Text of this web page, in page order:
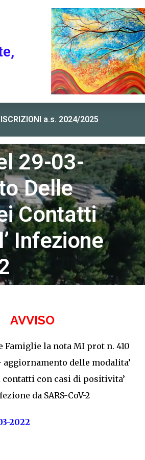
ISCRIZIONI a.s. 2024/2025
positivita’ all’ infezione da SARS-CoV-2
29-03-
Delle
Contatti
Infezione
AVVISO
Famiglie la nota MI prot n. 410
aggiornamento delle modalita’
contatti con casi di positivita’
da SARS-CoV-2
2022